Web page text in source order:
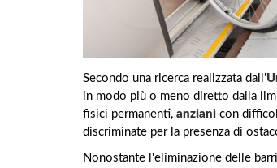
Secondo una ricerca realizzata dall'
in modo più o meno diretto dalla
fisici permanenti, anziani con
discriminate per la presenza di
Nonostante l'eliminazione delle